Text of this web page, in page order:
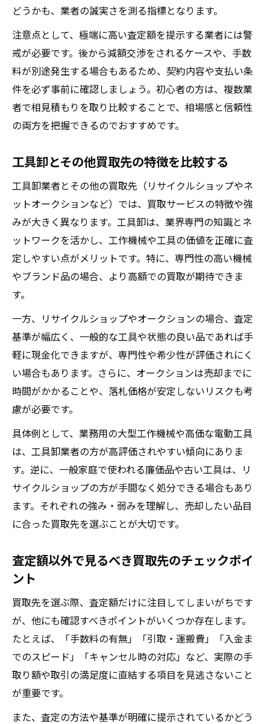
どうかも、業者の誠実さを測る指標となります。
注意点として、極端に高い査定額を提示する業者には警
戒が必要です。後から減額交渉をされるケースや、手数
料が別途発生する場合もあるため、契約内容や支払い条
件を必ず事前に確認しましょう。初心者の方は、複数業
者で相見積もりを取り比較することで、相場感と信頼性
の両方を把握できるのでおすすめです。
工具卸とその他買取先の特徴を比較する
工具卸業者とその他の買取先（リサイクルショップやネ
ットオークションなど）では、買取サービスの特徴や強
みが大きく異なります。工具卸は、業界専門の知識とネ
ットワークを活かし、工作機械や工具の価値を正確に査
定しやすい点がメリットです。特に、専門性の高い機械
やブランド品の場合、より高額での買取が期待できま
す。
一方、リサイクルショップやオークションの場合、査定
基準が幅広く、一般的な工具や状態の良い品であれば手
軽に現金化できますが、専門性や希少性が評価されにく
い場合もあります。さらに、オークションは売却までに
時間がかかることや、落札価格が安定しないリスクも考
慮が必要です。
具体例として、業務用の大型工作機械や高価な電動工具
は、工具卸業者の方が高評価されやすい傾向にありま
す。逆に、一般家庭で使われる廉価品や古い工具は、リ
サイクルショップの方が手間なく処分できる場合もあり
ます。それぞれの強み・弱みを理解し、売却したい品目
に合った買取先を選ぶことが大切です。
査定額以外で見るべき買取先のチェックポイ
ント
買取先を選ぶ際、査定額だけに注目してしまいがちです
が、他にも確認すべきポイントがいくつか存在します。
たとえば、「手数料の有無」「引取・運搬費」「入金ま
でのスピード」「キャンセル時の対応」など、実際の手
取り額や取引の満足度に直結する項目を見逃さないこと
が重要です。
また、査定の方法や基準が明確に提示されているかどう